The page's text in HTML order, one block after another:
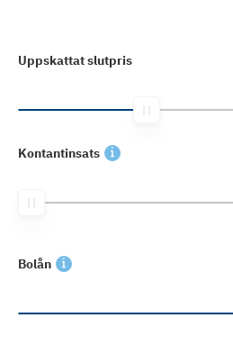
Uppskattat slutpris
Kontantinsats
Bolån